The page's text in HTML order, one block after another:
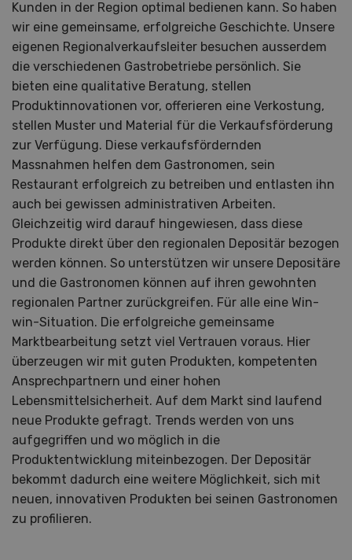
Kunden in der Region optimal bedienen kann. So haben
wir eine gemeinsame, erfolgreiche Geschichte. Unsere
eigenen Regionalverkaufsleiter besuchen ausserdem
die verschiedenen Gastrobetriebe persönlich. Sie
bieten eine qualitative Beratung, stellen
Produktinnovationen vor, offerieren eine Verkostung,
stellen Muster und Material für die Verkaufsförderung
zur Verfügung. Diese verkaufsfördernden
Massnahmen helfen dem Gastronomen, sein
Restaurant erfolgreich zu betreiben und entlasten ihn
auch bei gewissen administrativen Arbeiten.
Gleichzeitig wird darauf hingewiesen, dass diese
Produkte direkt über den regionalen Depositär bezogen
werden können. So unterstützen wir unsere Depositäre
und die Gastronomen können auf ihren gewohnten
regionalen Partner zurückgreifen. Für alle eine Win-
win-Situation. Die erfolgreiche gemeinsame
Marktbearbeitung setzt viel Vertrauen voraus. Hier
überzeugen wir mit guten Produkten, kompetenten
Ansprechpartnern und einer hohen
Lebensmittelsicherheit. Auf dem Markt sind laufend
neue Produkte gefragt. Trends werden von uns
aufgegriffen und wo möglich in die
Produktentwicklung miteinbezogen. Der Depositär
bekommt dadurch eine weitere Möglichkeit, sich mit
neuen, innovativen Produkten bei seinen Gastronomen
zu profilieren.